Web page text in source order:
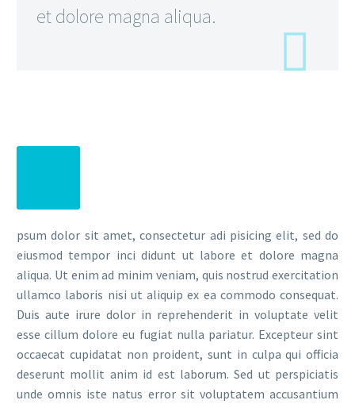
et dolore magna aliqua.
psum dolor sit amet, consectetur adi pisicing elit, sed do
eiusmod tempor inci didunt ut labore et dolore magna
aliqua. Ut enim ad minim veniam, quis nostrud exercitation
ullamco laboris nisi ut aliquip ex ea commodo consequat.
Duis aute irure dolor in reprehenderit in voluptate velit
esse cillum dolore eu fugiat nulla pariatur. Excepteur sint
occaecat cupidatat non proident, sunt in culpa qui officia
deserunt mollit anim id est laborum. Sed ut perspiciatis
unde omnis iste natus error sit voluptatem accusantium